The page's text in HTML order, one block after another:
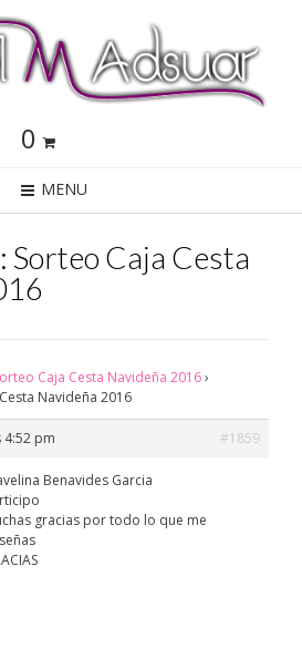
0
MENU
Sorteo Caja Cesta
Caja Cesta Navideña 2016›
Navideña 2016
4:52 pm #1859
Benavides Garcia
gracias por todo lo que me